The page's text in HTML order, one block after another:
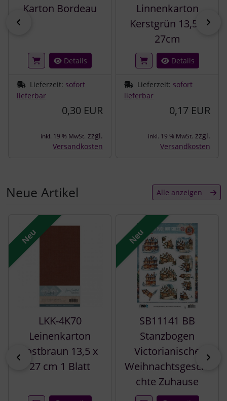
Karton Bordeau
Details
Lieferzeit: sofort
lieferbar
0,30 EUR
inkl. 19 % MwSt. zzgl.
Versandkosten
Linnenkarton
Kerstgrün 13,5 x
27cm
Details
Lieferzeit: sofort
lieferbar
0,17 EUR
inkl. 19 % MwSt. zzgl.
Versandkosten
Neue Artikel Alle anzeigen
Es folgt ein Produktslider - navigieren Sie mit der Tab-
zurück
Neu
LKK-4K70
Leinenkarton
rostbraun 13,5 x
27 cm 1 Blatt
Neu
SB11141 BB
Stanzbogen
Victorianische
Weihnachtsgeschi
chte Zuhause